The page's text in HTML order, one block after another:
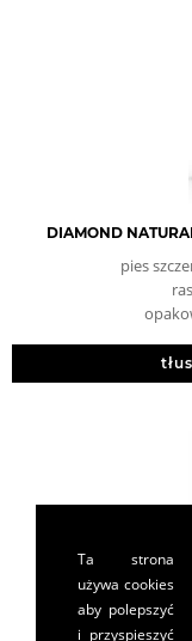
DIAMOND
pies
Ta strona
używa cookies
aby polepszyć
i przyspieszyć